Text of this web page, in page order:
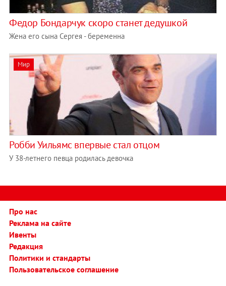
Федор Бондарчук скоро станет дедушкой
Жена его сына Сергея - беременна
Мир
Робби Уильямс впервые стал отцом
У 38-летнего певца родилась девочка
Про нас
Реклама на сайте
Ивенты
Редакция
Политики и стандарты
Пользовательское соглашение